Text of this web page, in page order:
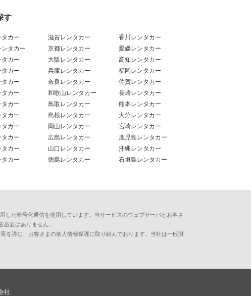
す
カー
タカー
カー
カー
カー
カー
カー
カー
カー
カー
カー
カー
滋賀レンタカー
京都レンタカー
大阪レンタカー
兵庫レンタカー
奈良レンタカー
和歌山レンタカー
鳥取レンタカー
島根レンタカー
岡山レンタカー
広島レンタカー
山口レンタカー
徳島レンタカー
香川レンタカー
愛媛レンタカー
高知レンタカー
福岡レンタカー
佐賀レンタカー
長崎レンタカー
熊本レンタカー
大分レンタカー
宮崎レンタカー
鹿児島レンタカー
沖縄レンタカー
石垣島レンタカー
た暗号化通信を使用しています。当サービスのウェブサーバとお客さ
要はありません。
を講じ、お客さまの個人情報保護に取り組んでおります。当社は一般財
社